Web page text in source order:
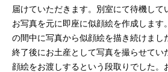
届けていただきます。別室にて待機して
お写真を元に即座に似顔絵を作成します
の間中に写真から似顔絵を描き続けまし
終了後にお土産として写真を撮らせてい
顔絵をお渡しするという段取りでした。